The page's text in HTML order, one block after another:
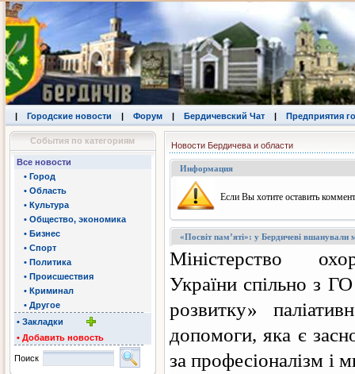
| Городские новости | Форум | Бердичевский Чат | Предприятия
События по категориям
Все новости
• Город
• Область
• Культура
• Общество, экономика
• Бизнес
• Спорт
• Политика
• Происшествия
• Криминал
• Другое
• Закладки
• Добавить новость
Поиск
Новости Бердичева и области
Информация
Eсли Вы хотите оставить
«Посвіт пам’яті»: у Бердичеві вшанували
Міністерство
України спільно з ГО
розвитку»
допомоги, яка є
за професіоналізм і